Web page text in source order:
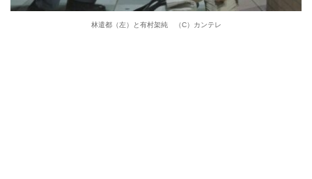
林遣都（左）と有村架純 （C）カンテレ